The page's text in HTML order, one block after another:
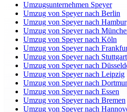
Umzugsunternehmen Speyer
Umzug von Speyer nach Berlin
Umzug von Speyer nach
Umzug von Speyer nach
Umzug von Speyer nach Köln
Umzug von Speyer nach
Umzug von Speyer nach Stuttgart
Umzug von Speyer nach
Umzug von Speyer nach Leipzig
Umzug von Speyer nach
Umzug von Speyer nach Essen
Umzug von Speyer nach Bremen
Umzug von Speyer nach